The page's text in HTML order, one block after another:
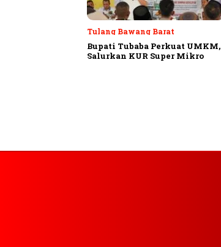
Tulang Bawang Barat
Bupati Tubaba Perkuat UMKM,
Salurkan KUR Super Mikro